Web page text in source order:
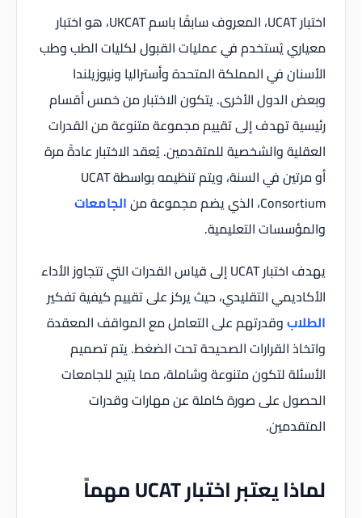
اختبار UCAT، المعروف سابقًا باسم UKCAT، هو اختبار
معياري يُستخدم في عمليات القبول لكليات الطب وطب
الأسنان في المملكة المتحدة وأستراليا ونيوزيلندا
وبعض الدول الأخرى. يتكون الاختبار من خمس أقسام
رئيسية تهدف إلى تقييم مجموعة متنوعة من القدرات
العقلية والشخصية للمتقدمين. يُعقد الاختبار عادةً مرة
أو مرتين في السنة، ويتم تنظيمه بواسطة UCAT
Consortium، الذي يضم مجموعة من
الجامعات
والمؤسسات التعليمية.
يهدف اختبار UCAT إلى قياس القدرات التي تتجاوز الأداء
الأكاديمي التقليدي، حيث يركز على تقييم كيفية تفكير
الطلابوقدرتهم على التعامل مع المواقف المعقدة
واتخاذ القرارات الصحيحة تحت الضغط. يتم تصميم
الأسئلة لتكون متنوعة وشاملة، مما يتيح للجامعات
الحصول على صورة كاملة عن مهارات وقدرات
المتقدمين.
لماذا يعتبر اختبار UCAT مهماً